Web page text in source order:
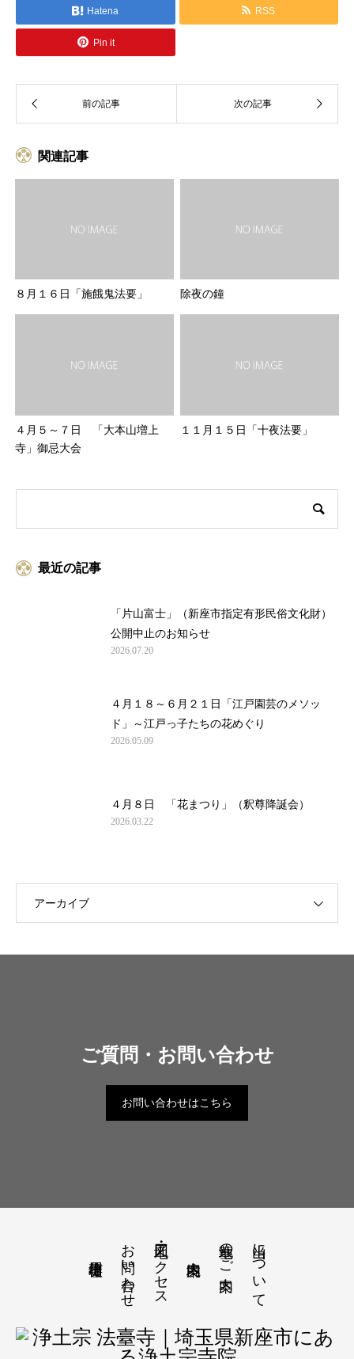
Hatena RSS
Pin it
関連記事
８月１６日「施餓鬼法要」 除夜の鐘
４月５～７日 「大本山増上
寺」御忌大会
１１月１５日「十夜法要」
最近の記事
「片山富士」（新座市指定有形民俗文化財）
公開中止のお知らせ
2026.07.20
４月１８～６月２１日「江戸園芸のメソッ
ド」～江戸っ子たちの花めぐり
2026.05.09
４月８日 「花まつり」（釈尊降誕会）
2026.03.22
アーカイブ
ご質問・お問い合わせ
お問い合わせはこちら
当山について
墓地のご案内
地図・アクセス
お問い合わせ